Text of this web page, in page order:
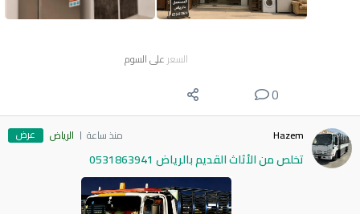
السعر على السوم
0
Hazem منذ ساعة الرياض عرض
تخلص من الأثاث القديم بالرياض 0531863941